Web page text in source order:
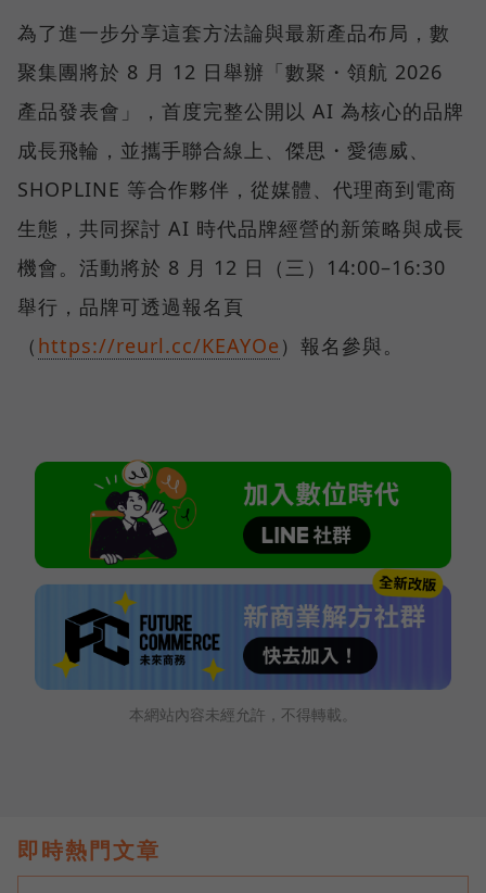
為了進一步分享這套方法論與最新產品布局，數
聚集團將於 8 月 12 日舉辦「數聚・領航 2026
產品發表會」，首度完整公開以 AI 為核心的品牌
成長飛輪，並攜手聯合線上、傑思・愛德威、
SHOPLINE 等合作夥伴，從媒體、代理商到電商
生態，共同探討 AI 時代品牌經營的新策略與成長
機會。活動將於 8 月 12 日（三）14:00–16:30
舉行，品牌可透過報名頁
（ https://reurl.cc/KEAYOe ）報名參與。
本網站內容未經允許，不得轉載。
即時熱門文章